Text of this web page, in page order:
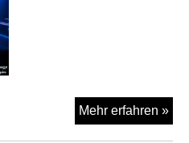
Mehr erfahren »
am